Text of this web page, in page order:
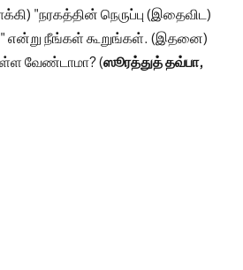
"நரகத்தின் நெருப்பு (இதைவிட)
என்று நீங்கள் கூறுங்கள். (இதனை)
வேண்டாமா? (ஸூரத்துத் தவ்பா,